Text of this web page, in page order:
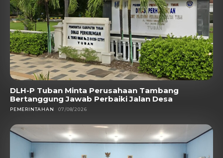
DLH-P Tuban Minta Perusahaan Tambang
Bertanggung Jawab Perbaiki Jalan Desa
PEMERINTAHAN 07/08/2026